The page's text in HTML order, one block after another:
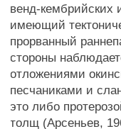
венд-кембрийских
имеющий
прорванный
стороны
отложениями
песчаниками и
это либо
толщ (Арсеньев,